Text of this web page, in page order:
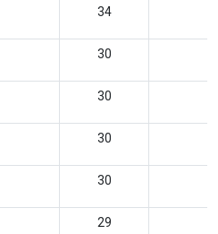
34
30
30
30
30
29